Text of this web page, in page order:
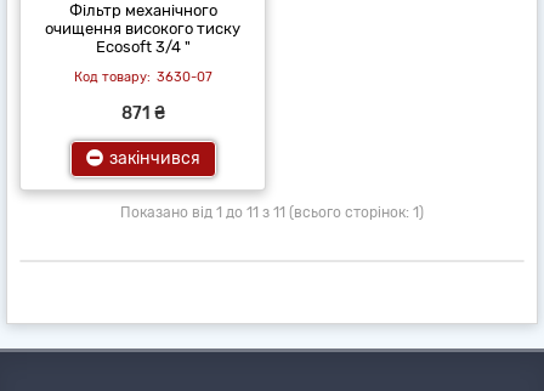
Фільтр механічного
очищення високого тиску
Ecosoft 3/4 "
3630-07
871 ₴
закінчився
Показано від 1 до 11 з 11 (всього сторінок: 1)